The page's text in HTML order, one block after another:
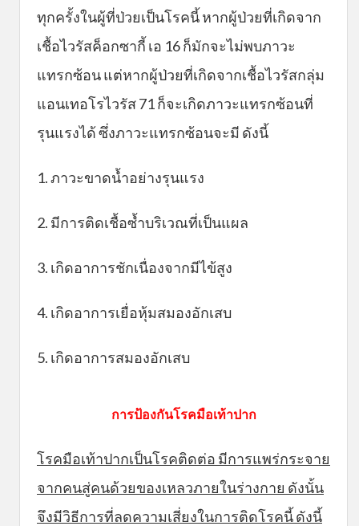
ทุกครั้งในผู้ที่ป่วยเป็นโรคนี้ หากผู้ป่วยที่เกิดจาก
เชื้อไวรัสค็อกซากี้ เอ 16 ก็มักจะไม่พบภาวะ
แทรกซ้อน แต่หากผู้ป่วยที่เกิดจากเชื้อไวรัสกลุ่ม
แอนเทอโรไวรัส 71 ก็จะเกิดภาวะแทรกซ้อนที่
รุนแรงได้ ซึ่งภาวะแทรกซ้อนจะมี ดังนี้
1. ภาวะขาดน้ำอย่างรุนแรง
2. มีการติดเชื้อซ้ำบริเวณที่เป็นแผล
3. เกิดอาการชักเนื่องจากมีไข้สูง
4. เกิดอาการเยื่อหุ้มสมองอักเสบ
5. เกิดอาการสมองอักเสบ
การป้องกันโรคมือเท้าปาก
โรคมือเท้าปากเป็นโรคติดต่อ มีการแพร่กระจาย
จากคนสู่คนด้วยของเหลวภายในร่างกาย ดังนั้น
จึงมีวิธีการที่ลดความเสี่ยงในการติดโรคนี้ ดังนี้